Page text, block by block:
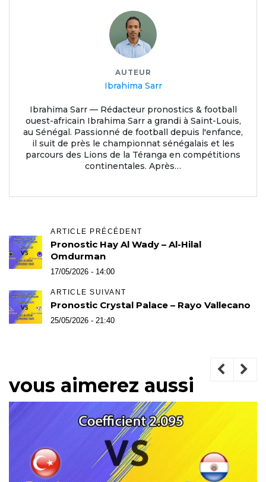
AUTEUR
Ibrahima Sarr
Ibrahima Sarr — Rédacteur pronostics & football
ouest-africain Ibrahima Sarr a grandi à Saint-Louis,
au Sénégal. Passionné de football depuis l'enfance,
il suit de près le championnat sénégalais et les
parcours des Lions de la Téranga en compétitions
continentales. Après…
ARTICLE PRÉCÉDENT
Pronostic Hay Al Wady – Al-Hilal
Omdurman
17/05/2026 - 14:00
ARTICLE SUIVANT
Pronostic Crystal Palace – Rayo Vallecano
25/05/2026 - 21:40
vous aimerez aussi